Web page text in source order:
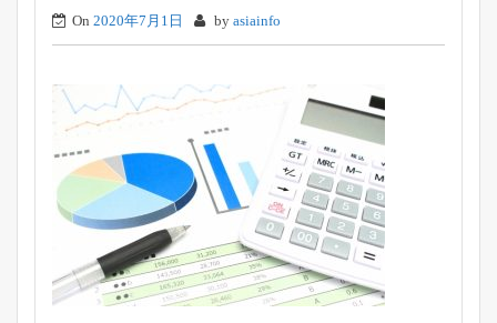
On 2020年7月1日 by asiainfo